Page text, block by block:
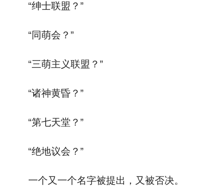
“绅士联盟？”
“同萌会？”
“三萌主义联盟？”
“诸神黄昏？”
“第七天堂？”
“绝地议会？”
一个又一个名字被提出，又被否决。